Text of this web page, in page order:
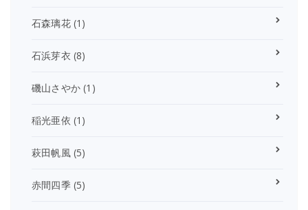
石森璃花(1)
石浜芽衣 (8)
磯山さやか (1)
稲光亜依 (1)
萩田帆風(5)
赤間四季(5)